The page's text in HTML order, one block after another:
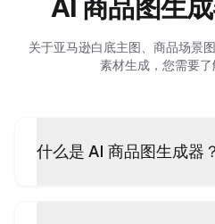
AI 商品图生
关于亚马逊白底主图、商品场景
素材生成，您需要了
什么是 AI 商品图生成器？